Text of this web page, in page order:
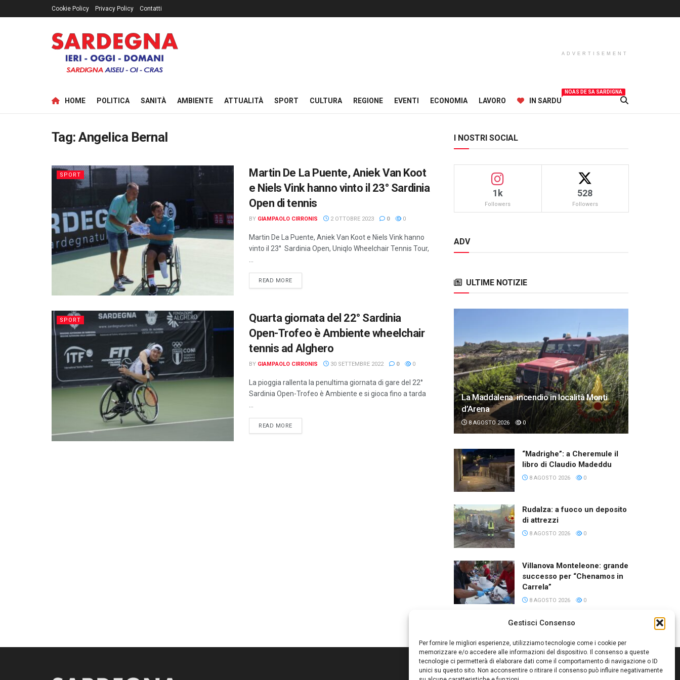
Gestisci Consenso
Per fornire le migliori esperienze, utilizziamo tecnologie come i cookie per
memorizzare e/o accedere alle informazioni del dispositivo. Il consenso a queste
tecnologie ci permetterà di elaborare dati come il comportamento di navigazione o ID
unici su questo sito. Non acconsentire o ritirare il consenso può influire negativamente
Cookie Policy Privacy Policy Contatti
ADVERTISEMENT
HOME POLITICA SANITÀ AMBIENTE ATTUALITÀ SPORT CULTURA REGIONE EVENTI ECONOMIA LAVORO IN SARDU
NOAS DE SA SARDIGNA
Tag:Angelica Bernal
SPORT
Martin De La Puente, Aniek Van Koot
e Niels Vink hanno vinto il 23° Sardinia
Open di tennis
BY GIAMPAOLO CIRRONIS 2 OTTOBRE 2023 0 0
Martin De La Puente, Aniek Van Koot e Niels Vink hanno
vinto il 23° Sardinia Open, Uniqlo Wheelchair Tennis Tour,
READ MOREDETAILS
SPORT
Quarta giornata del 22° Sardinia
Open-Trofeo è Ambiente wheelchair
tennis ad Alghero
BY GIAMPAOLO CIRRONIS 30 SETTEMBRE 2022 0 0
La pioggia rallenta la penultima giornata di gare del 22°
Sardinia Open-Trofeo è Ambiente e si gioca fino a tarda
...
READ MOREDETAILS
I NOSTRI SOCIAL
1k
Followers
528
Followers
ADV
ULTIME NOTIZIE
La Maddalena: incendio in località Monti
d’Arena
8 AGOSTO 2026 0
“Madrighe”: a Cheremule il
libro di Claudio Madeddu
8 AGOSTO 2026 0
Rudalza: a fuoco un deposito
di attrezzi
8 AGOSTO 2026 0
Villanova Monteleone: grande
successo per “Chenamos in
Carrela”
8 AGOSTO 2026 0